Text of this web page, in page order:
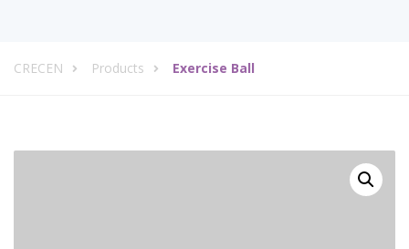
CRECEN Products Exercise Ball